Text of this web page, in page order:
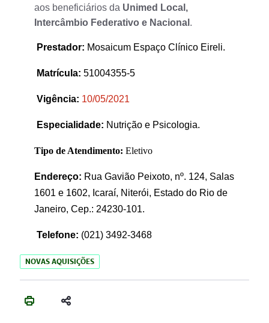
aos beneficiários da Unimed Local,
Intercâmbio Federativo e Nacional .
Prestador: Mosaicum Espaço Clínico Eireli.
Matrícula: 51004355-5
Vigência: 10/05/2021
Especialidade: Nutrição e Psicologia.
Tipo de Atendimento: Eletivo
Endereço: Rua Gavião Peixoto, nº. 124, Salas
1601 e 1602, Icaraí, Niterói, Estado do Rio de
Janeiro, Cep.: 24230-101.
Telefone: (021) 3492-3468
NOVAS AQUISIÇÕES